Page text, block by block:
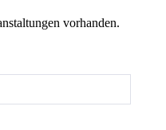
vorhanden.